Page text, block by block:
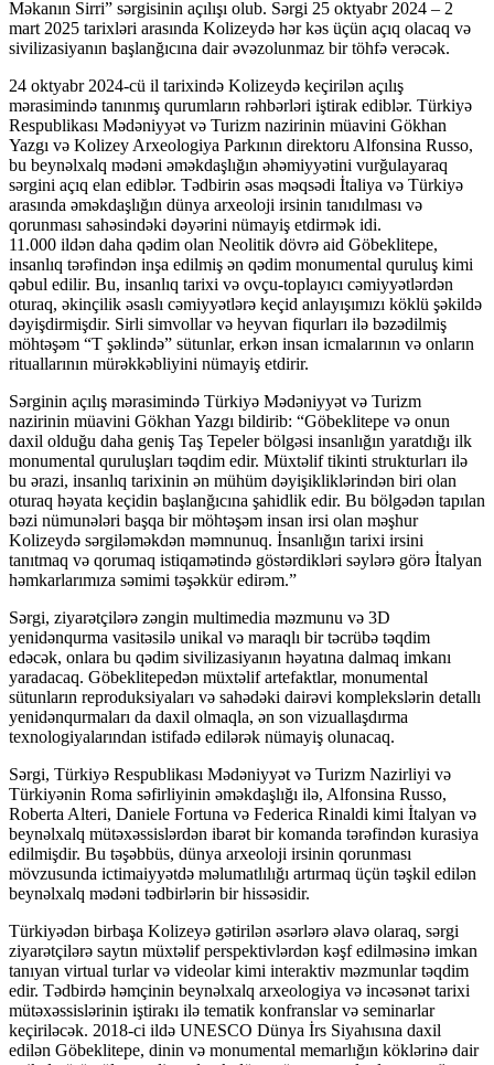
Məkanın Sirri” sərgisinin açılışı olub. Sərgi 25 oktyabr 2024 – 2
mart 2025 tarixləri arasında Kolizeydə hər kəs üçün açıq olacaq və
sivilizasiyanın başlanğıcına dair əvəzolunmaz bir töhfə verəcək.
24 oktyabr 2024-cü il tarixində Kolizeydə keçirilən açılış
mərasimində tanınmış qurumların rəhbərləri iştirak ediblər. Türkiyə
Respublikası Mədəniyyət və Turizm nazirinin müavini Gökhan
Yazgı və Kolizey Arxeologiya Parkının direktoru Alfonsina Russo,
bu beynəlxalq mədəni əməkdaşlığın əhəmiyyətini vurğulayaraq
sərgini açıq elan ediblər. Tədbirin əsas məqsədi İtaliya və Türkiyə
arasında əməkdaşlığın dünya arxeoloji irsinin tanıdılması və
qorunması sahəsindəki dəyərini nümayiş etdirmək idi.
11.000 ildən daha qədim olan Neolitik dövrə aid Göbeklitepe,
insanlıq tərəfindən inşa edilmiş ən qədim monumental quruluş kimi
qəbul edilir. Bu, insanlıq tarixi və ovçu-toplayıcı cəmiyyətlərdən
oturaq, əkinçilik əsaslı cəmiyyətlərə keçid anlayışımızı köklü şəkildə
dəyişdirmişdir. Sirli simvollar və heyvan fiqurları ilə bəzədilmiş
möhtəşəm “T şəklində” sütunlar, erkən insan icmalarının və onların
rituallarının mürəkkəbliyini nümayiş etdirir.
Sərginin açılış mərasimində Türkiyə Mədəniyyət və Turizm
nazirinin müavini Gökhan Yazgı bildirib: “Göbeklitepe və onun
daxil olduğu daha geniş Taş Tepeler bölgəsi insanlığın yaratdığı ilk
monumental quruluşları təqdim edir. Müxtəlif tikinti strukturları ilə
bu ərazi, insanlıq tarixinin ən mühüm dəyişikliklərindən biri olan
oturaq həyata keçidin başlanğıcına şahidlik edir. Bu bölgədən tapılan
bəzi nümunələri başqa bir möhtəşəm insan irsi olan məşhur
Kolizeydə sərgiləməkdən məmnunuq. İnsanlığın tarixi irsini
tanıtmaq və qorumaq istiqamətində göstərdikləri səylərə görə İtalyan
həmkarlarımıza səmimi təşəkkür edirəm.”
Sərgi, ziyarətçilərə zəngin multimedia məzmunu və 3D
yenidənqurma vasitəsilə unikal və maraqlı bir təcrübə təqdim
edəcək, onlara bu qədim sivilizasiyanın həyatına dalmaq imkanı
yaradacaq. Göbeklitepedən müxtəlif artefaktlar, monumental
sütunların reproduksiyaları və sahədəki dairəvi komplekslərin detallı
yenidənqurmaları da daxil olmaqla, ən son vizuallaşdırma
texnologiyalarından istifadə edilərək nümayiş olunacaq.
Sərgi, Türkiyə Respublikası Mədəniyyət və Turizm Nazirliyi və
Türkiyənin Roma səfirliyinin əməkdaşlığı ilə, Alfonsina Russo,
Roberta Alteri, Daniele Fortuna və Federica Rinaldi kimi İtalyan və
beynəlxalq mütəxəssislərdən ibarət bir komanda tərəfindən kurasiya
edilmişdir. Bu təşəbbüs, dünya arxeoloji irsinin qorunması
mövzusunda ictimaiyyətdə məlumatlılığı artırmaq üçün təşkil edilən
beynəlxalq mədəni tədbirlərin bir hissəsidir.
Türkiyədən birbaşa Kolizeyə gətirilən əsərlərə əlavə olaraq, sərgi
ziyarətçilərə saytın müxtəlif perspektivlərdən kəşf edilməsinə imkan
tanıyan virtual turlar və videolar kimi interaktiv məzmunlar təqdim
edir. Tədbirdə həmçinin beynəlxalq arxeologiya və incəsənət tarixi
mütəxəssislərinin iştirakı ilə tematik konfranslar və seminarlar
keçiriləcək. 2018-ci ildə UNESCO Dünya İrs Siyahısına daxil
edilən Göbeklitepe, dinin və monumental memarlığın köklərinə dair